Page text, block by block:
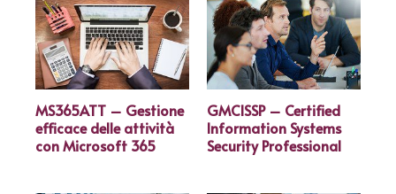
MS365ATT – Gestione
efficace delle attività
con Microsoft 365
GMCISSP – Certified
Information Systems
Security Professional